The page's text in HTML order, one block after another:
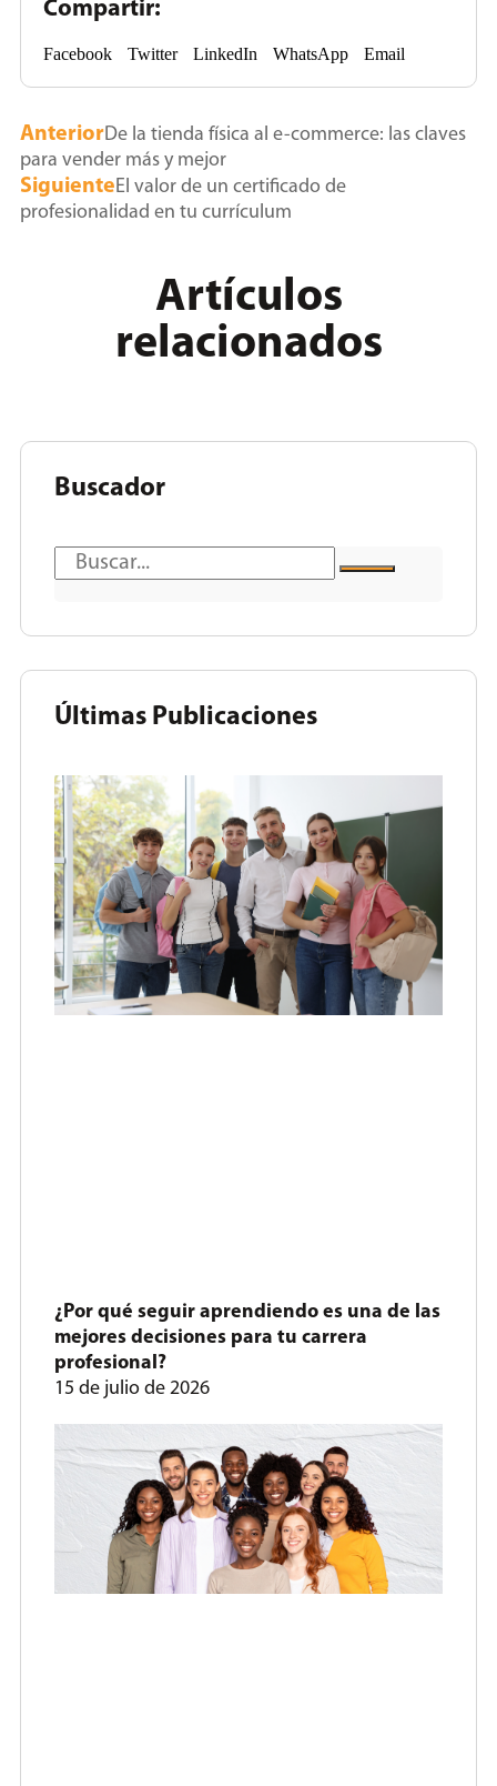
Compartir:
Facebook Twitter LinkedIn WhatsApp Email
AnteriorDe la tienda física al e-commerce: las claves
para vender más y mejor
SiguienteEl valor de un certificado de
profesionalidad en tu currículum
Artículos
relacionados
Buscador
Últimas Publicaciones
¿Por qué seguir aprendiendo es una de las
mejores decisiones para tu carrera
profesional?
15 de julio de 2026